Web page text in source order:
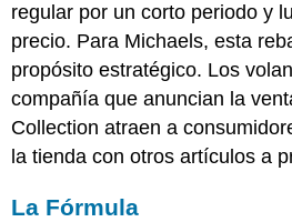
regular por un corto periodo y
precio. Para Michaels, esta
propósito estratégico. Los
compañía que anuncian la
Collection atraen a
la tienda con otros artículos a
La Fórmula